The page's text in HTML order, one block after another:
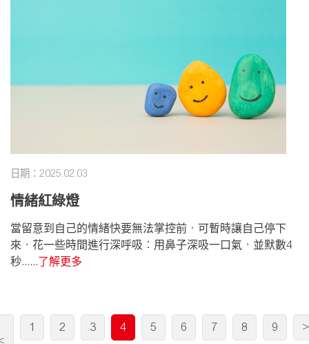
日期：2025.02.03
情緒紅綠燈
當留意到自己的情緒快要無法掌控前，可暫時讓自己停下
來，花一些時間進行深呼吸︰用鼻子深吸一口氣，並默數4
秒......了解更多
1 2 3 4 5 6 7 8 9